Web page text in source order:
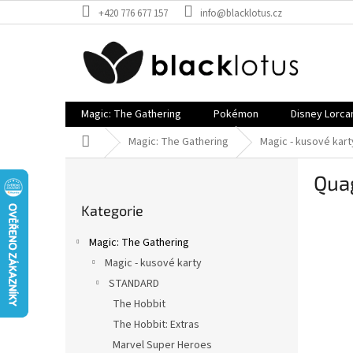
na
+420 776 677 157 info@blacklotus.cz
Magic: The Gathering Pokémon Disney
Domů Magic: The Gathering Magic - kusové
kategorie
Kategorie
Magic: The Gathering
Magic - kusové karty
STANDARD
The Hobbit
The Hobbit: Extras
Marvel Super Heroes